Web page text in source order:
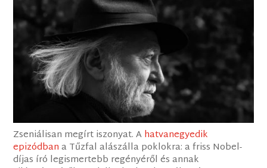
Zseniálisan megírt iszonyat. Ahatvanegyedik
epizódbana Tűzfal alászálla poklokra: a friss Nobel-
díjas író legismertebb regényéről és annak